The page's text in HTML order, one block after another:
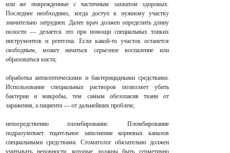
или же поврежденные с частичным захватом здоровых.
Последнее необходимо, когда доступ к нужному участку
значительно затруднен. Далее врач должен определить длину
полости — делается это при помощи специальных тонких
инструментов и рентгена. Если какой-то участок останется
свободным, может начаться серьезное воспаление или
образоваться киста;
обработка антисептическими и бактерицидными средствами.
Использование специальных растворов позволяет убить
бактерии и микробы, тем самым обезопасив ткани от
заражения, а пациента — от дальнейших проблем;
непосредственно пломбирование. Пломбирование
подразумевает тщательное заполнение корневых каналов
специальными средствами. Стоматолог обязательно должен